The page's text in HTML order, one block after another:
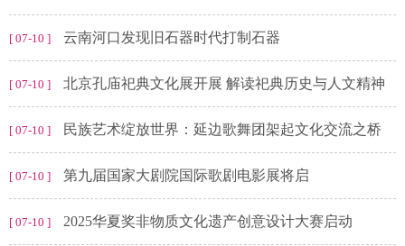
[ 07-10 ] 云南河口发现旧石器时代打制石器
[ 07-10 ] 北京孔庙祀典文化展开展 解读祀典历史与人文精神
[ 07-10 ] 民族艺术绽放世界：延边歌舞团架起文化交流之桥
[ 07-10 ] 第九届国家大剧院国际歌剧电影展将启
[ 07-10 ] 2025华夏奖非物质文化遗产创意设计大赛启动